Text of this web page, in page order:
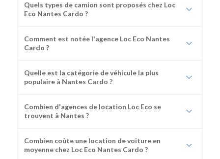
Quels types de camion sont proposés chez Loc
Eco Nantes Cardo ?
Comment est notée l'agence Loc Eco Nantes
Cardo ?
Quelle est la catégorie de véhicule la plus
populaire à Nantes Cardo ?
Combien d'agences de location Loc Eco se
trouvent à Nantes ?
Combien coûte une location de voiture en
moyenne chez Loc Eco Nantes Cardo ?